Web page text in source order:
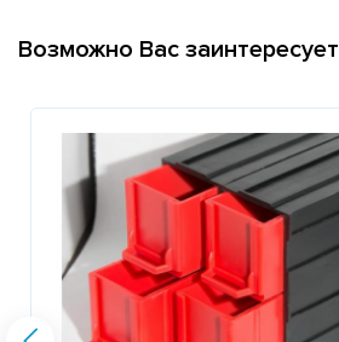
Возможно Вас заинтересует